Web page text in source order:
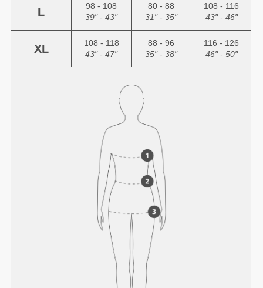
L
98 - 108
39" - 43"
80 - 88
31" - 35"
108 - 116
43" - 46"
XL
108 - 118
43" - 47"
88 - 96
35" - 38"
116 - 126
46" - 50"